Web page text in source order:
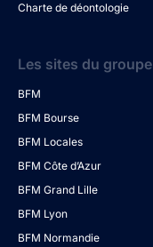
Charte de déontologie
Les sites du groupe
BFM
BFM Bourse
BFM Locales
BFM Côte d’Azur
BFM Grand Lille
BFM Lyon
BFM Normandie